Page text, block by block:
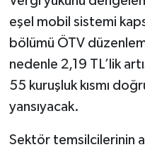
eşel mobil sistemi
bölümü ÖTV
nedenle 2,19 TL’lik
55 kuruşluk kısmı
yansıyacak.
Sektör temsilcilerinin